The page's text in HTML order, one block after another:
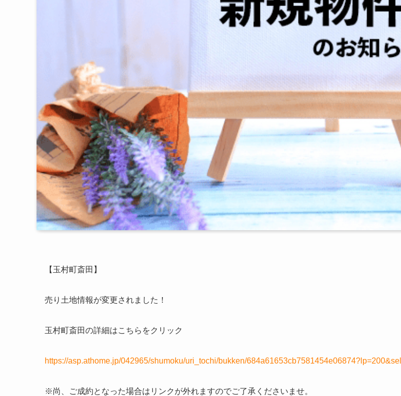
【玉村町斎田】
売り土地情報が変更されました！
玉村町斎田の詳細はこちらをクリック
https://asp.athome.jp/042965/shumoku/uri_tochi/bukken/
※尚、ご成約となった場合はリンクが外れますのでご了承くださいませ。